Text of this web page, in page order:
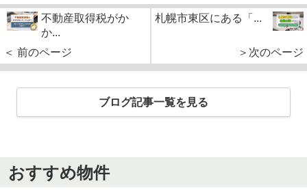
不動産取得税がか
か...
＜ 前のページ
札幌市東区にある「...
＞次のページ
ブログ記事一覧を見る
おすすめ物件